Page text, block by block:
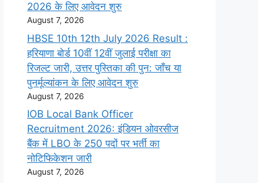
2026 के लिए आवेदन शुरु
August 7, 2026
HBSE 10th 12th July 2026 Result :
हरियाणा बोर्ड 10वीं 12वीं जुलाई परीक्षा का
रिजल्ट जारी, उत्तर पुस्तिका की पुन: जाँच या
पुनर्मूल्यांकन के लिए आवेदन शुरु
August 7, 2026
IOB Local Bank Officer
Recruitment 2026: इंडियन ओवरसीज
बैंक में LBO के 250 पदों पर भर्ती का
नोटिफिकेशन जारी
August 7, 2026